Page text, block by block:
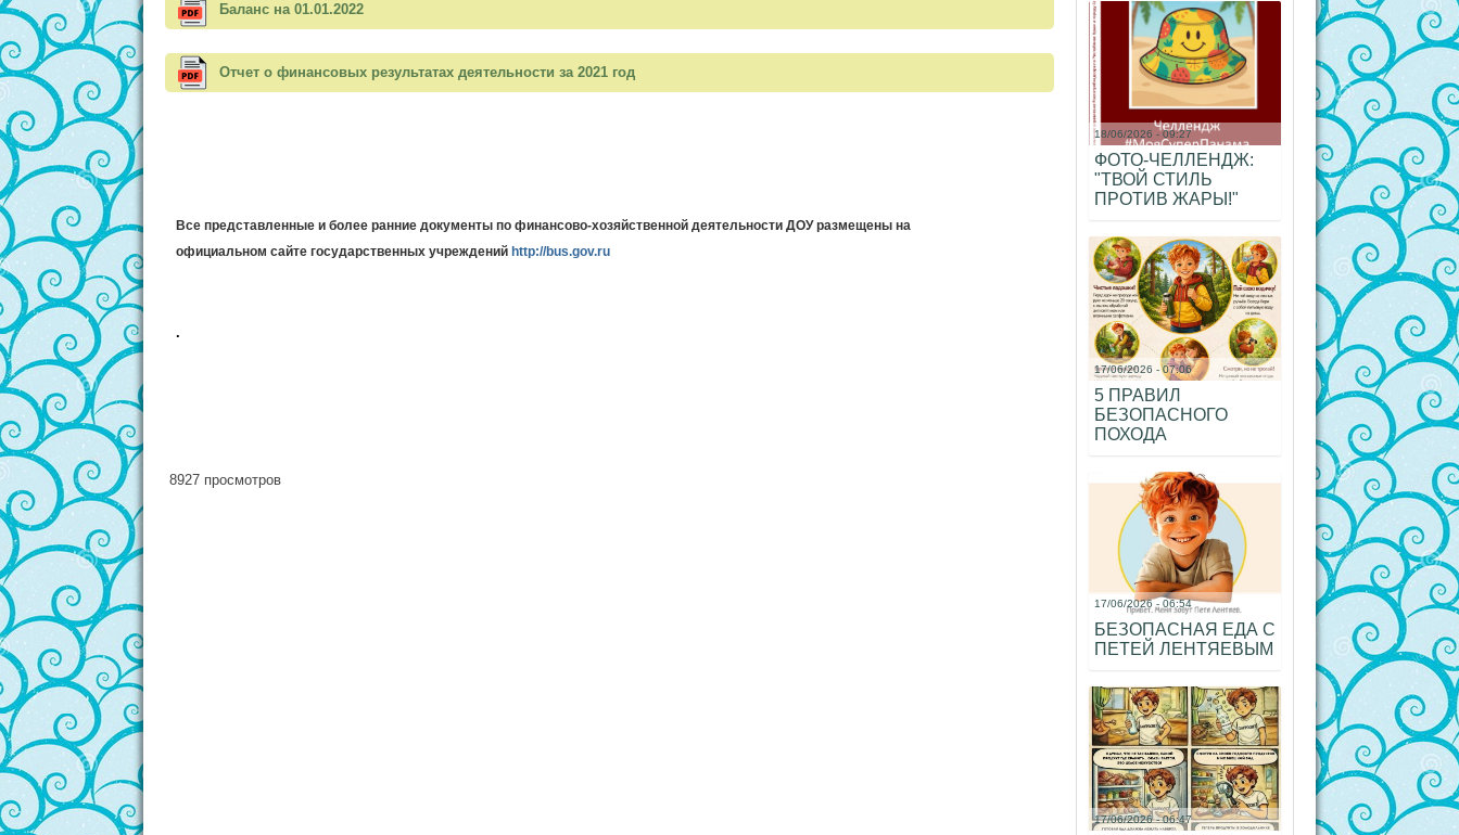
Баланс на 01.01.2022
Отчет о финансовых результатах деятельности за 2021 год
Все представленные и более ранние документы по финансово-хозяйственной деятельности ДОУ размещены на
официальном сайте государственных учреждений http://bus.gov.ru
.
8927 просмотров
18/06/2026 - 09:27
ФОТО-ЧЕЛЛЕНДЖ:
"ТВОЙ СТИЛЬ
ПРОТИВ ЖАРЫ!"
17/06/2026 - 07:06
5 ПРАВИЛ
БЕЗОПАСНОГО
ПОХОДА
17/06/2026 - 06:54
БЕЗОПАСНАЯ ЕДА С
ПЕТЕЙ ЛЕНТЯЕВЫМ
17/06/2026 - 06:47